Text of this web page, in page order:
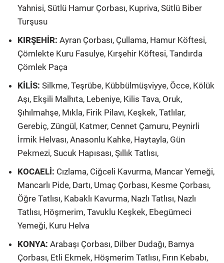
Yahnisi, Sütlü Hamur Çorbası, Kupriva, Sütlü Biber
Turşusu
KIRŞEHİR: Ayran Çorbası, Çullama, Hamur Köftesi,
Çömlekte Kuru Fasulye, Kırşehir Köftesi, Tandırda
Çömlek Paça
KİLİS: Silkme, Teşrübe, Kübbülmüşviyye, Öcce, Kölük
Aşı, Ekşili Malhıta, Lebeniye, Kilis Tava, Oruk,
Şıhılmahşe, Mıkla, Firik Pilavı, Keşkek, Tatlılar,
Gerebiç, Züngül, Katmer, Cennet Çamuru, Peynirli
İrmik Helvası, Anasonlu Kahke, Haytayla, Gün
Pekmezi, Sucuk Hapısası, Şıllık Tatlısı,
KOCAELİ: Cızlama, Ciğceli Kavurma, Mancar Yemeği,
Mancarlı Pide, Dartı, Umaç Çorbası, Kesme Çorbası,
Öğre Tatlısı, Kabaklı Kavurma, Nazlı Tatlısı, Nazlı
Tatlısı, Höşmerim, Tavuklu Keşkek, Ebegümeci
Yemeği, Kuru Helva
KONYA: Arabaşı Çorbası, Dilber Dudağı, Bamya
Çorbası, Etli Ekmek, Höşmerim Tatlısı, Fırın Kebabı,